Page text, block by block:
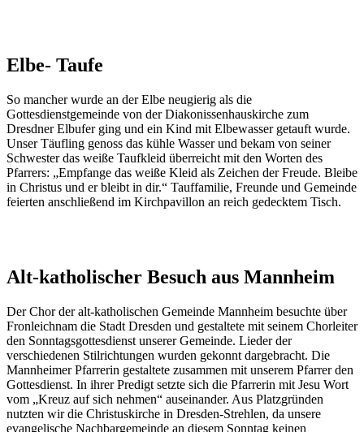
Elbe- Taufe
So mancher wurde an der Elbe neugierig als die
Gottesdienstgemeinde von der Diakonissenhauskirche zum
Dresdner Elbufer ging und ein Kind mit Elbewasser getauft wurde.
Unser Täufling genoss das kühle Wasser und bekam von seiner
Schwester das weiße Taufkleid überreicht mit den Worten des
Pfarrers: „Empfange das weiße Kleid als Zeichen der Freude. Bleibe
in Christus und er bleibt in dir.“ Tauffamilie, Freunde und Gemeinde
feierten anschließend im Kirchpavillon an reich gedecktem Tisch.
Alt-katholischer Besuch aus Mannheim
Der Chor der alt-katholischen Gemeinde Mannheim besuchte über
Fronleichnam die Stadt Dresden und gestaltete mit seinem Chorleiter
den Sonntagsgottesdienst unserer Gemeinde. Lieder der
verschiedenen Stilrichtungen wurden gekonnt dargebracht. Die
Mannheimer Pfarrerin gestaltete zusammen mit unserem Pfarrer den
Gottesdienst. In ihrer Predigt setzte sich die Pfarrerin mit Jesu Wort
vom „Kreuz auf sich nehmen“ auseinander. Aus Platzgründen
nutzten wir die Christuskirche in Dresden-Strehlen, da unsere
evangelische Nachbargemeinde an diesem Sonntag keinen